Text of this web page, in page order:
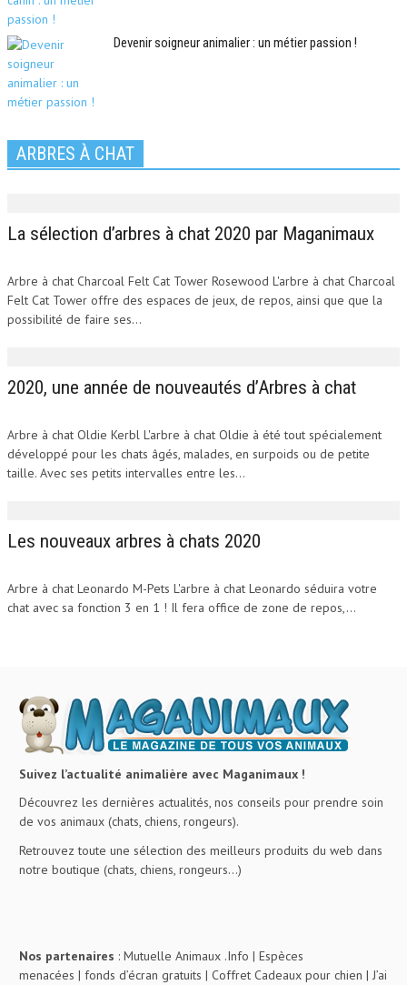
Devenir soigneur animalier : un métier passion !
ARBRES À CHAT
La sélection d’arbres à chat 2020 par Maganimaux
Arbre à chat Charcoal Felt Cat Tower Rosewood L'arbre à chat Charcoal
Felt Cat Tower offre des espaces de jeux, de repos, ainsi que que la
possibilité de faire ses...
2020, une année de nouveautés d’Arbres à chat
Arbre à chat Oldie Kerbl L'arbre à chat Oldie à été tout spécialement
développé pour les chats âgés, malades, en surpoids ou de petite
taille. Avec ses petits intervalles entre les...
Les nouveaux arbres à chats 2020
Arbre à chat Leonardo M-Pets L'arbre à chat Leonardo séduira votre
chat avec sa fonction 3 en 1 ! Il fera office de zone de repos,...
Suivez l’actualité animalière avec Maganimaux !
Découvrez les dernières actualités, nos conseils pour prendre soin
de vos animaux (chats, chiens, rongeurs).
Retrouvez toute une sélection des meilleurs produits du web dans
notre boutique (chats, chiens, rongeurs…)
Nos partenaires : Mutuelle Animaux .Info | Espèces
menacées | fonds d’écran gratuits | Coffret Cadeaux pour chien | J’ai